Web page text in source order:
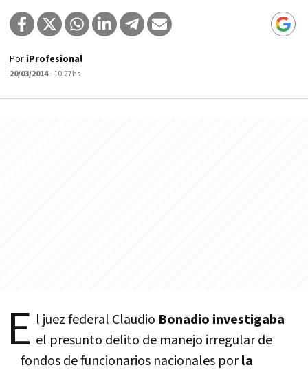
Por iProfesional
20/03/2014- 10:27hs
E l juez federal Claudio Bonadio investigaba
el presunto delito de manejo irregular de
fondos de funcionarios nacionales porla